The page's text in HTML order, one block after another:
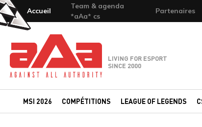
Accueil
Team & agenda
*aAa* cs
Partenaires
Team-aAa - against All authority
LIVING FOR ESPORT
SINCE 2000
MSI 2026 COMPÉTITIONS LEAGUE OF LEGENDS